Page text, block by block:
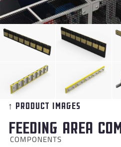
↑ Product images
Feeding area
COMPONENTS